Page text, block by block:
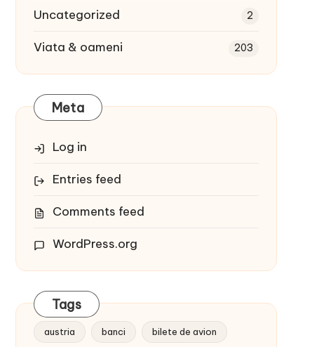
Uncategorized 2
Viata & oameni 203
Meta
Log in
Entries feed
Comments feed
WordPress.org
Tags
austria banci bilete de avion